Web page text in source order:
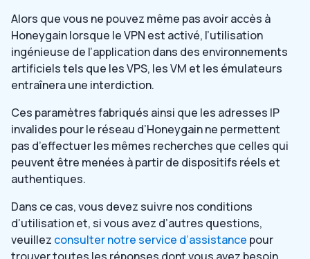
Alors que vous ne pouvez même pas avoir accès à
Honeygain lorsque le VPN est activé, l’utilisation
ingénieuse de l’application dans des environnements
artificiels tels que les VPS, les VM et les émulateurs
entraînera une interdiction.
Ces paramètres fabriqués ainsi que les adresses IP
invalides pour le réseau d’Honeygain ne permettent
pas d’effectuer les mêmes recherches que celles qui
peuvent être menées à partir de dispositifs réels et
authentiques.
Dans ce cas, vous devez suivre nos conditions
d’utilisation et, si vous avez d’autres questions,
veuillez consulter notre service d’assistance pour